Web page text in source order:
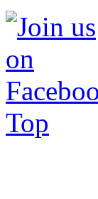
Top